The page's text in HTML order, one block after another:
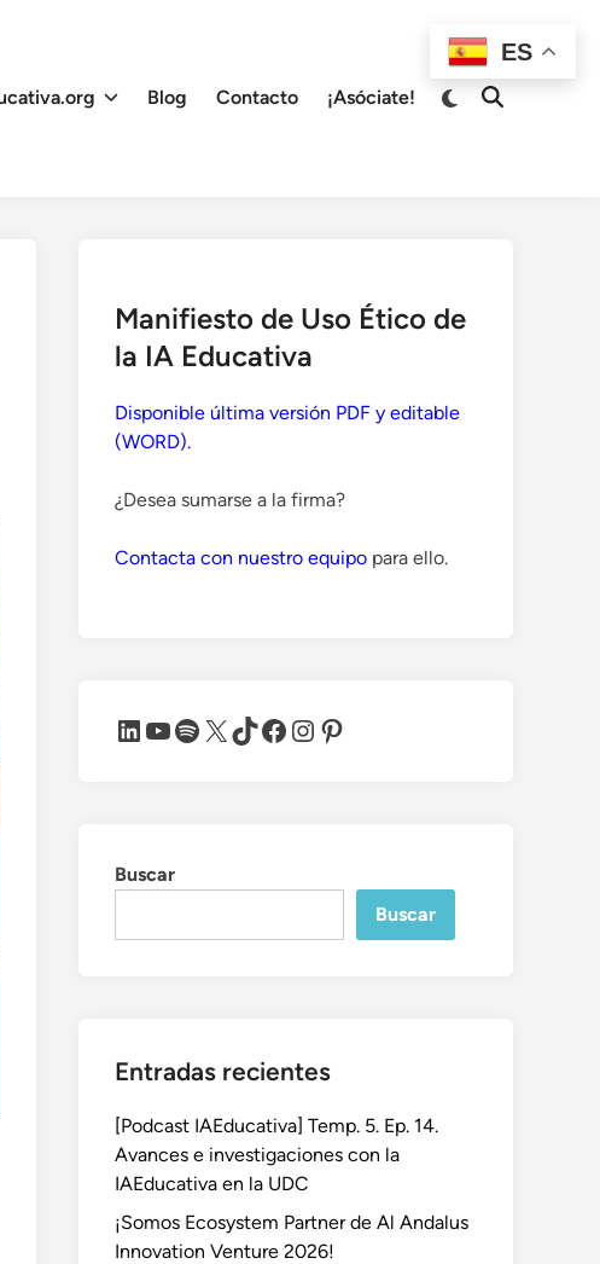
Blog Contacto ¡Asóciate!
Cambiar
Abrir
Manifiesto de Uso Ético de
la IA Educativa
Disponible última versión PDF y editable
(WORD).
¿Desea sumarse a la firma?
Contacta con nuestro equipo para ello.
LinkedIn
YouTube
Spotify
X TikTok
Facebook
Instagram
Pinterest
Buscar
Buscar
Entradas recientes
[Podcast IAEducativa] Temp. 5. Ep. 14.
Avances e investigaciones con la
IAEducativa en la UDC
¡Somos Ecosystem Partner de Al Andalus
Innovation Venture 2026!
ES